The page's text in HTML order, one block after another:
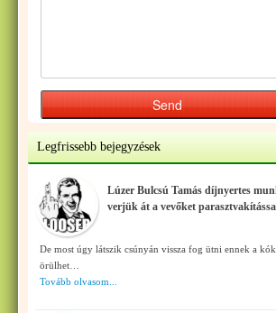
Legfrissebb bejegyzések
Lúzer Bulcsú Tamás díjnyertes
verjük át a vevőket
De most úgy látszik csúnyán vissza fog ütni ennek a
örülhet…
Tovább olvasom...